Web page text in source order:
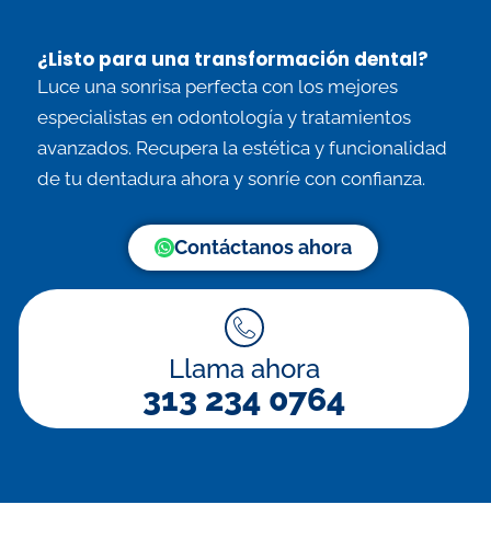
¿Listo para una transformación dental?
Luce una sonrisa perfecta con los mejores
especialistas en odontología y tratamientos
avanzados. Recupera la estética y funcionalidad
de tu dentadura ahora y sonríe con confianza.
Contáctanos ahora
Llama ahora
313 234 0764